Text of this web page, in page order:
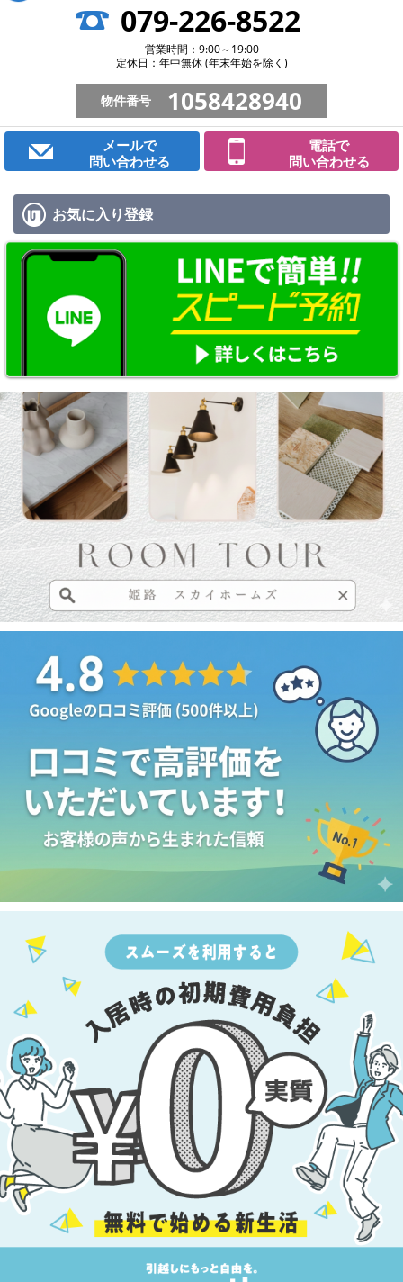
079-226-8522
営業時間：9:00～19:00
定休日：年中無休 (年末年始を除く)
物件番号 1058428940
メールで
問い合わせる
電話で
問い合わせる
お気に入り登録